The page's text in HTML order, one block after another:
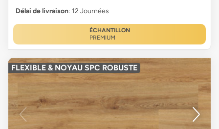
Délai de livraison: 12 Journées
ÉCHANTILLON
PREMIUM
FLEXIBLE & NOYAU SPC ROBUSTE